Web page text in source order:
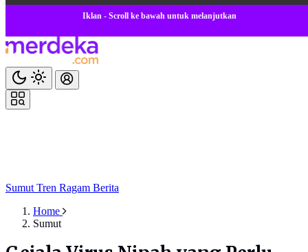
Iklan - Scroll ke bawah untuk melanjutkan
Sumut Tren Ragam Berita
Home
Sumut